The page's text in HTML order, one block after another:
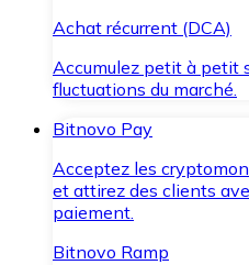
Achat récurrent (DCA)
Accumulez petit à petit
fluctuations du marché.
Bitnovo Pay
Acceptez les
et attirez des clients
paiement.
Bitnovo Ramp